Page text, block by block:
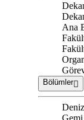
Ana
Bölümler